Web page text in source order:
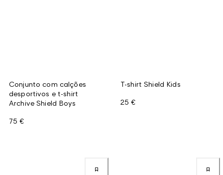
Conjunto com calções
desportivos e t-shirt
Archive Shield Boys
75 €
T-shirt Shield Kids
25 €